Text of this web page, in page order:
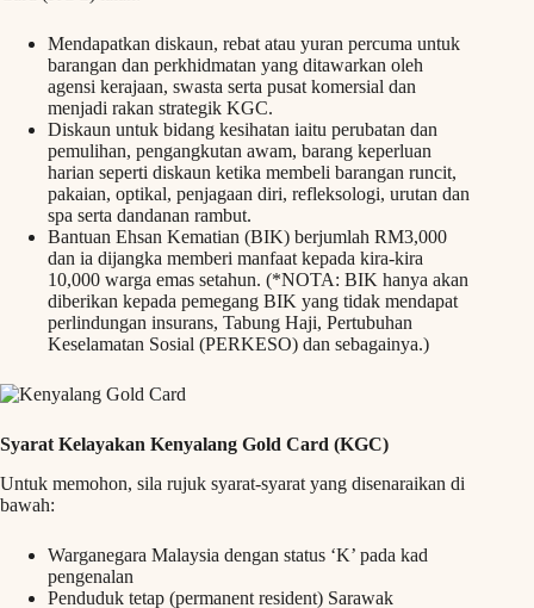
Mendapatkan diskaun, rebat atau yuran percuma untuk
barangan dan perkhidmatan yang ditawarkan oleh
agensi kerajaan, swasta serta pusat komersial dan
menjadi rakan strategik KGC.
Diskaun untuk bidang kesihatan iaitu perubatan dan
pemulihan, pengangkutan awam, barang keperluan
harian seperti diskaun ketika membeli barangan runcit,
pakaian, optikal, penjagaan diri, refleksologi, urutan dan
spa serta dandanan rambut.
Bantuan Ehsan Kematian (BIK) berjumlah RM3,000
dan ia dijangka memberi manfaat kepada kira-kira
10,000 warga emas setahun. (*NOTA: BIK hanya akan
diberikan kepada pemegang BIK yang tidak mendapat
perlindungan insurans, Tabung Haji, Pertubuhan
Keselamatan Sosial (PERKESO) dan sebagainya.)
Syarat Kelayakan Kenyalang Gold Card (KGC)
Untuk memohon, sila rujuk syarat-syarat yang disenaraikan di
bawah:
Warganegara Malaysia dengan status ‘K’ pada kad
pengenalan
Penduduk tetap (permanent resident) Sarawak